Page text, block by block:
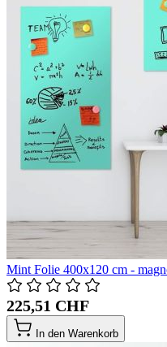
Mint Folie 400x120 cm -
225,51 CHF
In den Warenkorb